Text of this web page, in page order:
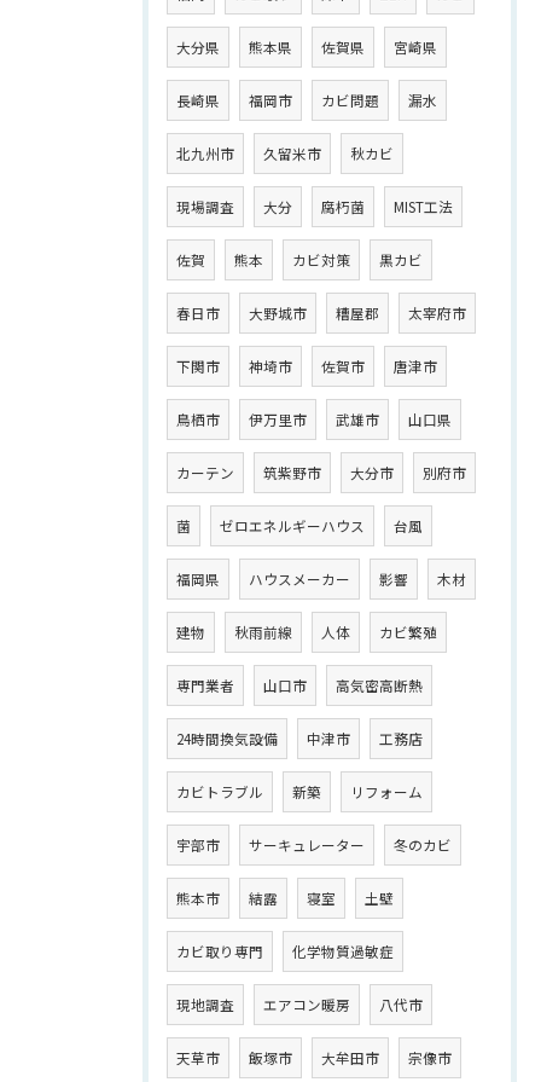
大分県 熊本県 佐賀県 宮崎県
長崎県 福岡市 カビ問題 漏水
北九州市 久留米市 秋カビ
現場調査 大分 腐朽菌 MIST工法
佐賀 熊本 カビ対策 黒カビ
春日市 大野城市 糟屋郡 太宰府市
下関市 神埼市 佐賀市 唐津市
鳥栖市 伊万里市 武雄市 山口県
カーテン 筑紫野市 大分市 別府市
菌 ゼロエネルギーハウス 台風
福岡県 ハウスメーカー 影響 木材
建物 秋雨前線 人体 カビ繁殖
専門業者 山口市 高気密高断熱
24時間換気設備 中津市 工務店
カビトラブル 新築 リフォーム
宇部市 サーキュレーター 冬のカビ
熊本市 結露 寝室 土壁
カビ取り専門 化学物質過敏症
現地調査 エアコン暖房 八代市
天草市 飯塚市 大牟田市 宗像市